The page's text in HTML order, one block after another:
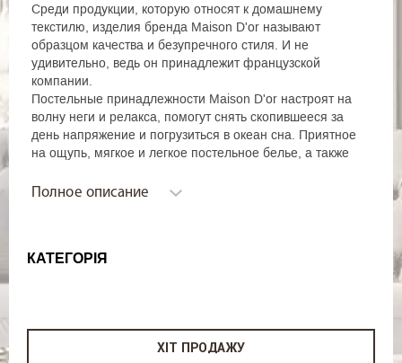
Среди продукции, которую относят к домашнему
текстилю, изделия бренда Maison D'or называют
образцом качества и безупречного стиля. И не
удивительно, ведь он принадлежит французской
компании.
Постельные принадлежности Maison D'or настроят на
волну неги и релакса, помогут снять скопившееся за
день напряжение и погрузиться в океан сна. Приятное
на ощупь, мягкое и легкое постельное белье, а также
текстиль изготавливают из натуральных экологичных
комфортности и долговечности. Не удивительно, что
многократные стирки, оставаясь красивыми, не теряя
форму и сочность красок.
Полное описание
КАТЕГОРІЯ
ХІТ ПРОДАЖУ